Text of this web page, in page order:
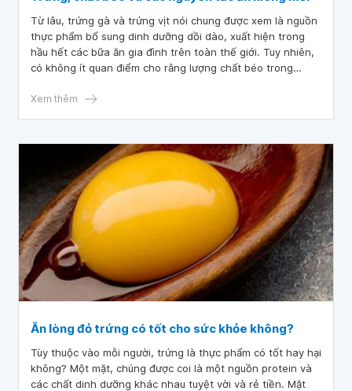
Từ lâu, trứng gà và trứng vịt nói chung được xem là nguồn
thực phẩm bổ sung dinh dưỡng dồi dào, xuất hiện trong
hầu hết các bữa ăn gia đình trên toàn thế giới. Tuy nhiên,
có không ít quan điểm cho rằng lượng chất béo trong
tắc nghẽn tim mạch, từ đó loại bỏ trứng ra khỏi chế độ ăn
Xem thêm
Ăn lòng đỏ trứng có tốt cho sức khỏe không?
Tùy thuộc vào mỗi người, trứng là thực phẩm có tốt hay hại
không? Một mặt, chúng được coi là một nguồn protein và
các chất dinh dưỡng khác nhau tuyệt vời và rẻ tiền. Mặt